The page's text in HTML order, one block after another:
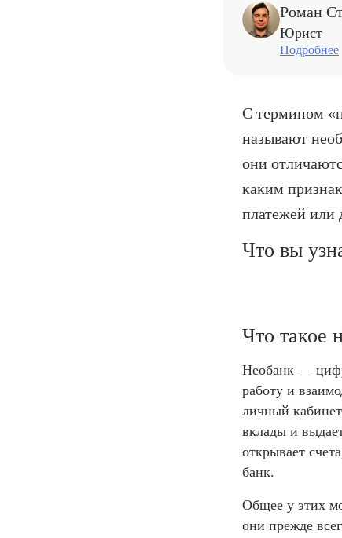
Роман
Юрист
Подробнее
С термином
называют
они
каким
платежей или
Что вы
Что такое
Необанк —
работу и
личный
вклады и
открывает
банк.
Общее у этих
они прежде